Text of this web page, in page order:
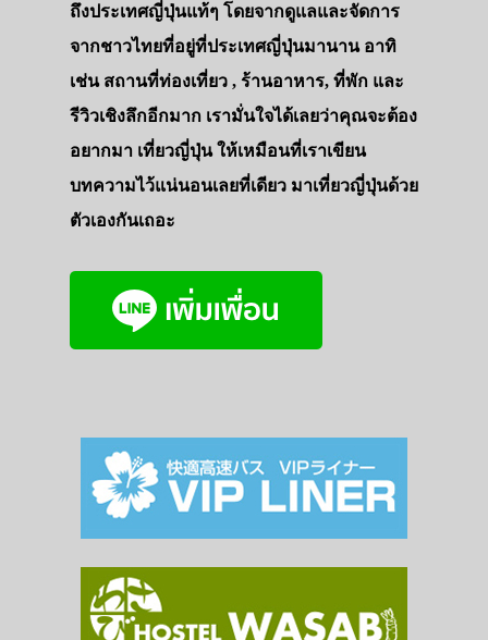
ถึงประเทศญี่ปุ่นแท้ๆ โดยจากดูแลและจัดการ
จากชาวไทยที่อยู่ที่ประเทศญี่ปุ่นมานาน อาทิ
เช่น สถานที่ท่องเที่ยว , ร้านอาหาร, ที่พัก และ
รีวิวเชิงลึกอีกมาก เรามั่นใจได้เลยว่าคุณจะต้อง
อยากมา เที่ยวญี่ปุ่น ให้เหมือนที่เราเขียน
บทความไว้แน่นอนเลยที่เดียว มาเที่ยวญี่ปุ่นด้วย
ตัวเองกันเถอะ